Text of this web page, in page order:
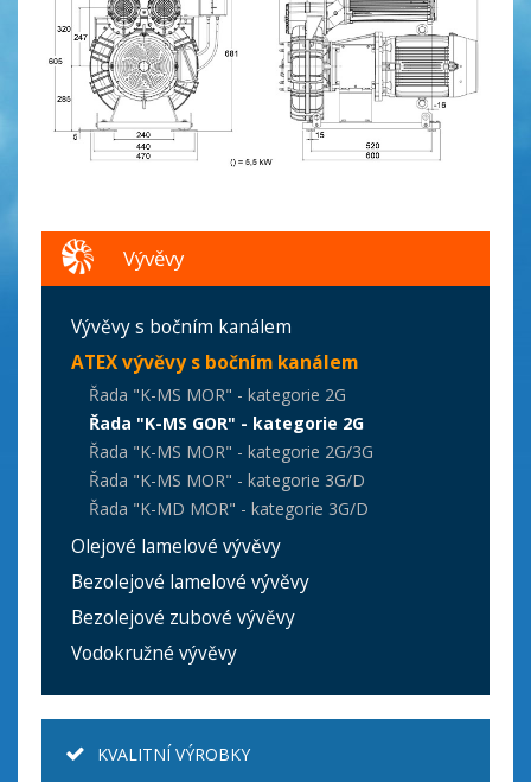
Vývěvy
Vývěvy s bočním kanálem
ATEX vývěvy s bočním kanálem
Řada "K-MS MOR" - kategorie 2G
Řada "K-MS GOR" - kategorie 2G
Řada "K-MS MOR" - kategorie 2G/3G
Řada "K-MS MOR" - kategorie 3G/D
Řada "K-MD MOR" - kategorie 3G/D
Olejové lamelové vývěvy
Bezolejové lamelové vývěvy
Bezolejové zubové vývěvy
Vodokružné vývěvy
KVALITNÍ VÝROBKY